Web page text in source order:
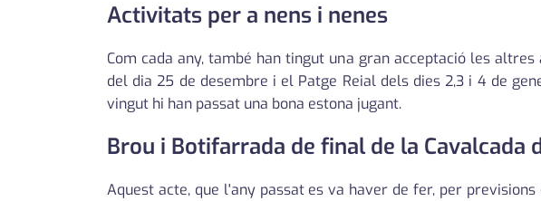
Activitats per a nens i nenes
Com cada any, també han tingut una gran acceptació les
del dia 25 de desembre i el Patge Reial dels dies 2,3 i 4 de
vingut hi han passat una bona estona jugant.
Brou i Botifarrada de final de la Cavalcada
Aquest acte, que l'any passat es va haver de fer, per